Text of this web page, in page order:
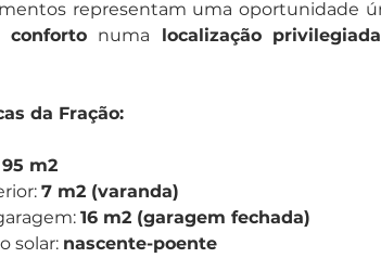
conforto numa localização privilegiada
da Fração:
95 m2
7 m2 (varanda)
16 m2 (garagem fechada)
solar: nascente-poente